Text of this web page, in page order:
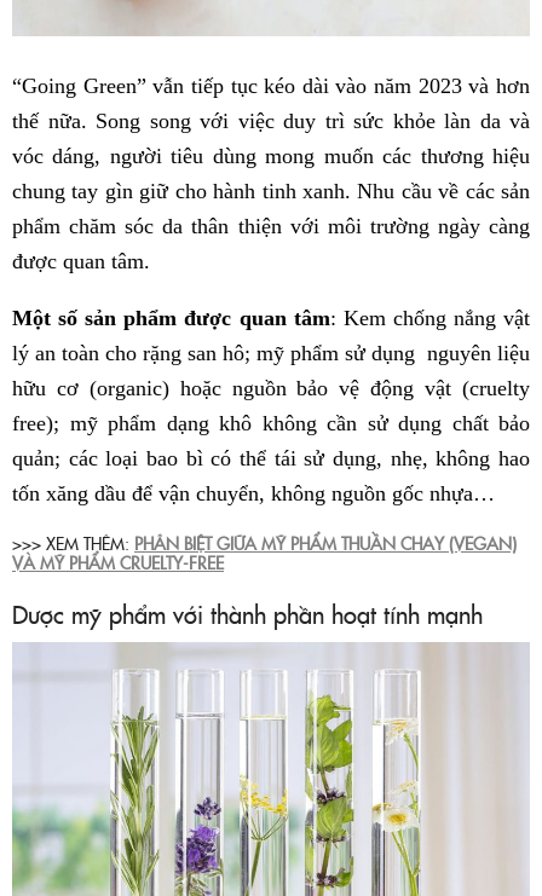
“Going Green” vẫn tiếp tục kéo dài vào năm 2023 và hơn
thế nữa. Song song với việc duy trì sức khỏe làn da và
vóc dáng, người tiêu dùng mong muốn các thương hiệu
chung tay gìn giữ cho hành tinh xanh. Nhu cầu về các sản
phẩm chăm sóc da thân thiện với môi trường ngày càng
được quan tâm.
Một số sản phẩm được quan tâm: Kem chống nắng vật
lý an toàn cho rặng san hô; mỹ phẩm sử dụng nguyên liệu
hữu cơ (organic) hoặc nguồn bảo vệ động vật (cruelty
free); mỹ phẩm dạng khô không cần sử dụng chất bảo
quản; các loại bao bì có thể tái sử dụng, nhẹ, không hao
tốn xăng dầu để vận chuyển, không nguồn gốc nhựa…
>>> XEM THÊM: PHÂN BIỆT GIỮA MỸ PHẨM THUẦN CHAY (VEGAN)
VÀ MỸ PHẨM CRUELTY-FREE
Dược mỹ phẩm với thành phần hoạt tính mạnh